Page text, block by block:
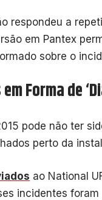
respondeu a
em Pantex
sobre o
Forma de
pode não ter
perto da
ao National
incidentes